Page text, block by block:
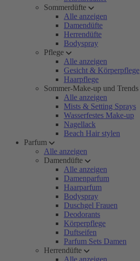
Sommerdüfte
Alle anzeigen
Damendüfte
Herrendüfte
Bodyspray
Pflege
Alle anzeigen
Gesicht & Körperpflege
Haarpflege
Sommer-Make-up und Trends
Alle anzeigen
Mists & Setting Sprays
Wasserfestes Make-up
Nagellack
Beach Hair stylen
Parfum
Alle anzeigen
Damendüfte
Alle anzeigen
Damenparfum
Haarparfum
Bodyspray
Duschgel Frauen
Deodorants
Körperpflege
Duftseifen
Parfum Sets Damen
Herrendüfte
Alle anzeigen